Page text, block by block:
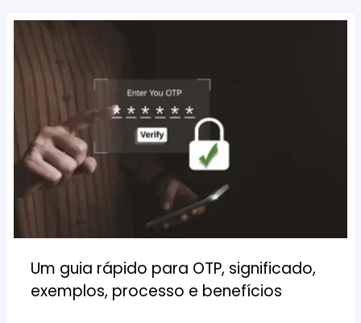
Um guia rápido para OTP, significado,
exemplos, processo e benefícios